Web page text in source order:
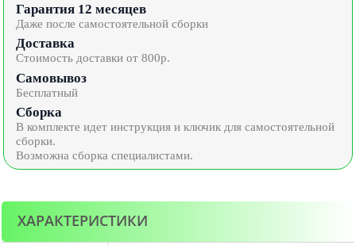
Гарантия 12 месяцев
Даже после самостоятельной сборки
Доставка
Стоимость доставки от 800р.
Самовывоз
Бесплатный
Сборка
В комплекте идет инструкция и ключик для самостоятельной
сборки.
Возможна сборка специалистами.
ХАРАКТЕРИСТИКИ